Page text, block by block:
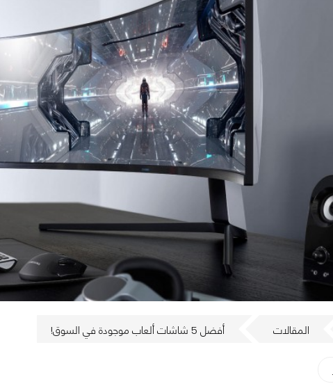
المقالات أفضل 5 شاشات ألعاب موجودة في السوق!